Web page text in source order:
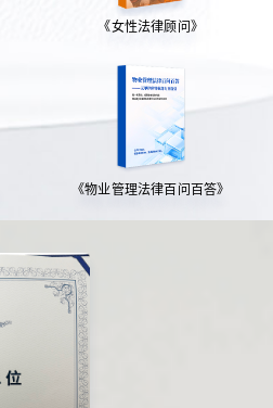
《女性法律顾问》
《物业管理法律百问百答》